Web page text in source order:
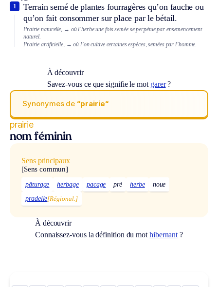
Terrain semé de plantes fourragères qu’on fauche ou
qu’on fait consommer sur place par le bétail.
1
Prairie naturelle, → où l’herbe une fois semée se perpétue par ensemencement
naturel.
Prairie artificielle, → où l’on cultive certaines espèces, semées par l’homme.
À découvrir
Savez-vous ce que signifie le mot garer?
Synonymes de “prairie“
prairie
nom féminin
Sens principaux
[Sens commun]
pâturage herbage pacage pré herbe
noue
pradelle[Régional.]
À découvrir
Connaissez-vous la définition du mot hibernant ?